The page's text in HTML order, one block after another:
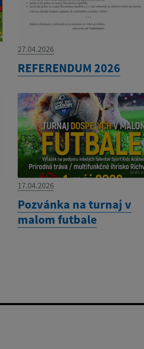
27.04.2026
REFERENDUM 2026
17.04.2026
Pozvánka na turnaj v
malom futbale